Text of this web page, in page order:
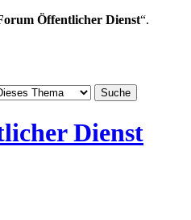
Öffentlicher Dienst“.